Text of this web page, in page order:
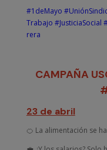
#1deMayo
Trabajo #JusticiaSocial
rera
CAMPAÑA
23 de abril
🍊 La alimentación se